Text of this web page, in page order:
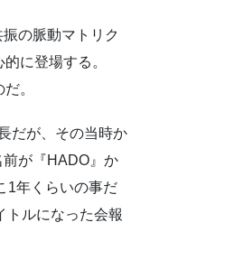
の脈動マトリク
に登場する。
。
だが、その当時か
が『HADO』か
1年くらいの事だ
トルになった会報